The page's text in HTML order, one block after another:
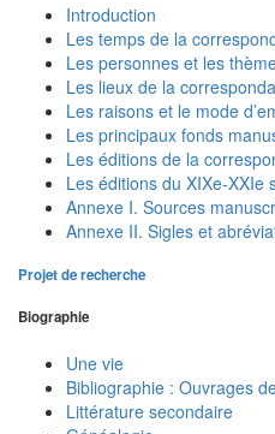
Introduction
Les temps de la
Les personnes et les
Les lieux de la
Les raisons et le mode
Les principaux fonds
Les éditions de la
Les éditions du XIXe-XXIe
Annexe I. Sources
Annexe II. Sigles et
Projet de recherche
Biographie
Une vie
Bibliographie : Ouvrages
Littérature secondaire